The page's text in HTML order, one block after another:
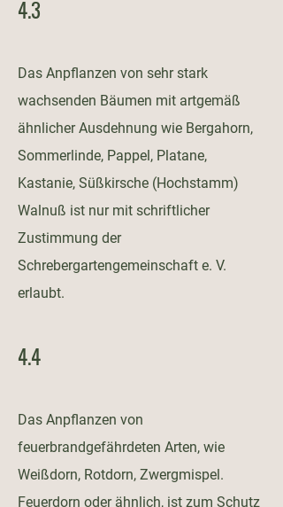
4.3
Das Anpflanzen von sehr stark
wachsenden Bäumen mit artgemäß
ähnlicher Ausdehnung wie Bergahorn,
Sommerlinde, Pappel, Platane,
Kastanie, Süßkirsche (Hochstamm)
Walnuß ist nur mit schriftlicher
Zustimmung der
Schrebergartengemeinschaft e. V.
erlaubt.
4.4
Das Anpflanzen von
feuerbrandgefährdeten Arten, wie
Weißdorn, Rotdorn, Zwergmispel.
Feuerdorn oder ähnlich, ist zum Schutz